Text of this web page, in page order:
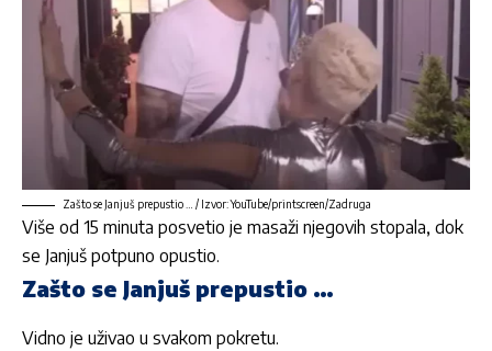
Zašto se Janjuš prepustio … / Izvor: YouTube/printscreen/Zadruga
Više od 15 minuta posvetio je masaži njegovih stopala, dok
se Janjuš potpuno opustio.
Zašto se Janjuš prepustio …
Vidno je uživao u svakom pokretu.